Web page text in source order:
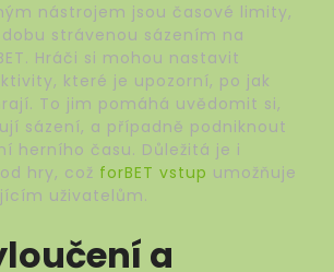
nástrojem jsou časové limity,
strávenou sázením na
Hráči si mohou nastavit
které je upozorní, po jak
To jim pomáhá uvědomit si,
sázení, a případně podniknout
herního času. Důležitá je i
hry, což forBET vstup umožňuje
uživatelům.
a